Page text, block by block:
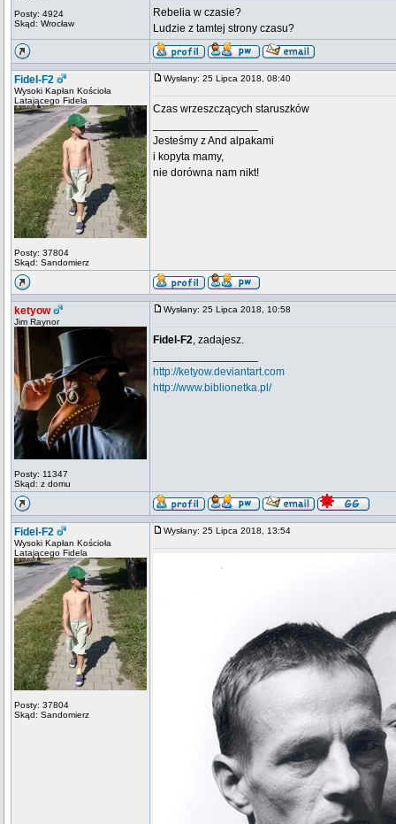
Posty: 4924
Skąd: Wrocław
Rebelia w czasie?
Ludzie z tamtej strony czasu?
Fidel-F2
Wysoki Kapłan Kościoła
Latającego Fidela
Posty: 37804
Skąd: Sandomierz
Wysłany: 25 Lipca 2018, 08:40
Czas wrzeszczących staruszków
Jesteśmy z And alpakami
i kopyta mamy,
nie dorówna nam nikt!
ketyow
Jim Raynor
Posty: 11347
Skąd: z domu
Wysłany: 25 Lipca 2018, 10:58
Fidel-F2, zadajesz.
http://ketyow.deviantart.com
http://www.biblionetka.pl/
Fidel-F2
Wysoki Kapłan Kościoła
Latającego Fidela
Posty: 37804
Skąd: Sandomierz
Wysłany: 25 Lipca 2018, 13:54